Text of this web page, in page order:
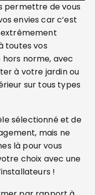
permettre de vous
envies car c’est
extrêmement
toutes vos
norme, avec
à votre jardin ou
sur tous types
sélectionné et de
mais ne
là pour vous
choix avec une
!